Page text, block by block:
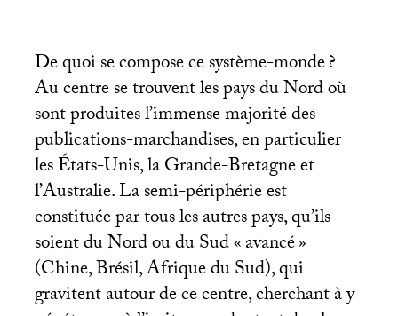
De quoi se compose ce système-monde?
Au centre se trouvent les pays du Nord où
sont produites l’immense majorité des
publications-marchandises, en particulier
les États-Unis, la Grande-Bretagne et
l’Australie. La semi-périphérie est
constituée par tous les autres pays, qu’ils
soient du Nord ou du Sud «avancé»
(Chine, Brésil, Afrique du Sud), qui
gravitent autour de ce centre, cherchant à y